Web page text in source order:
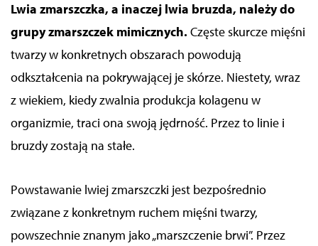
Lwia zmarszczka, a inaczej lwia bruzda, należy do
grupy zmarszczek mimicznych. Częste skurcze mięśni
twarzy w konkretnych obszarach powodują
odkształcenia na pokrywającej je skórze. Niestety, wraz
z wiekiem, kiedyzwalnia produkcja kolagenu w
organizmie, traci ona swoją jędrność. Przez to linie i
bruzdy zostają na stałe.
Powstawanie lwiej zmarszczki jest bezpośrednio
związane z konkretnym ruchem mięśni twarzy,
powszechnie znanym jako „marszczenie brwi”. Przez